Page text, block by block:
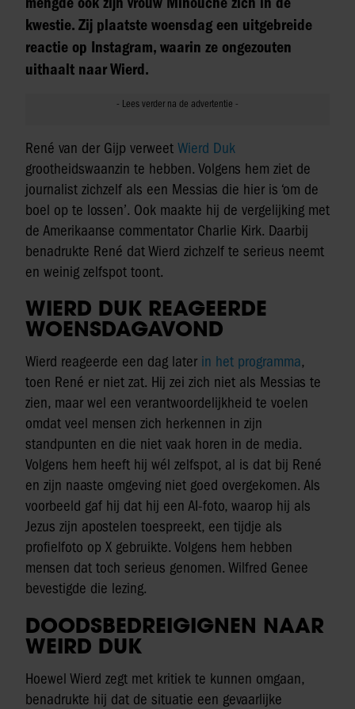
kwestie. Zij plaatste woensdag een uitgebreide
reactie op Instagram, waarin ze ongezouten
uithaalt naar Wierd.
René van der Gijp verweet Wierd Duk
grootheidswaanzin te hebben. Volgens hem ziet de
journalist zichzelf als een Messias die hier is ‘om de
boel op te lossen’. Ook maakte hij de vergelijking met
de Amerikaanse commentator Charlie Kirk. Daarbij
benadrukte René dat Wierd zichzelf te serieus neemt
en weinig zelfspot toont.
WIERD DUK REAGEERDE
WOENSDAGAVOND
Wierd reageerde een dag later in het programma,
toen René er niet zat. Hij zei zich niet als Messias te
zien, maar wel een verantwoordelijkheid te voelen
omdat veel mensen zich herkennen in zijn
standpunten en die niet vaak horen in de media.
Volgens hem heeft hij wél zelfspot, al is dat bij René
en zijn naaste omgeving niet goed overgekomen. Als
voorbeeld gaf hij dat hij een AI-foto, waarop hij als
Jezus zijn apostelen toespreekt, een tijdje als
profielfoto op X gebruikte. Volgens hem hebben
mensen dat toch serieus genomen. Wilfred Genee
bevestigde die lezing.
DOODSBEDREIGIGNEN NAAR
WEIRD DUK
Hoewel Wierd zegt met kritiek te kunnen omgaan,
benadrukte hij dat de situatie een gevaarlijke